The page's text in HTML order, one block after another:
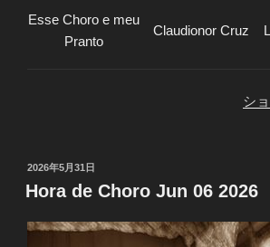
Esse Choro e meu
Pranto
Claudionor Cruz
シ
投
稿
日:
2026年5月31日
Hora de Choro Jun 06 2026